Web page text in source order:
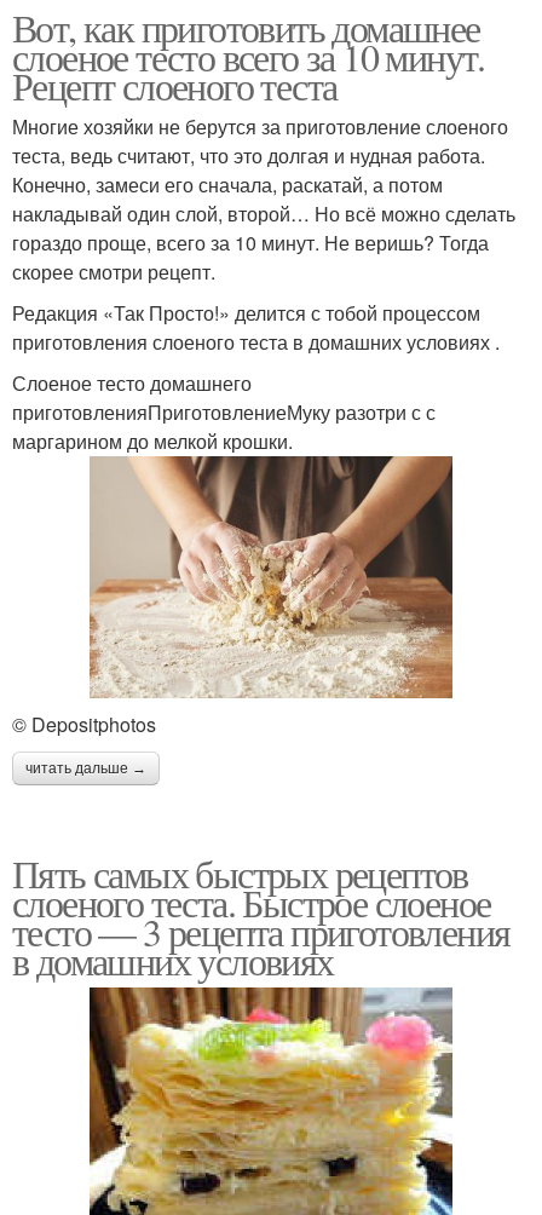
Вот, как приготовить домашнее
слоеное тесто всего за 10 минут.
Рецепт слоеного теста
Многие хозяйки не берутся за приготовление слоеного
теста, ведь считают, что это долгая и нудная работа.
Конечно, замеси его сначала, раскатай, а потом
накладывай один слой, второй… Но всё можно сделать
гораздо проще, всего за 10 минут. Не веришь? Тогда
скорее смотри рецепт.
Редакция «Так Просто!» делится с тобой процессом
приготовления слоеного теста в домашних условиях .
Слоеное тесто домашнего
приготовленияПриготовлениеМуку разотри с с
маргарином до мелкой крошки.
© Depositphotos
читать дальше →
Пять самых быстрых рецептов
слоеного теста. Быстрое слоеное
тесто — 3 рецепта приготовления
в домашних условиях